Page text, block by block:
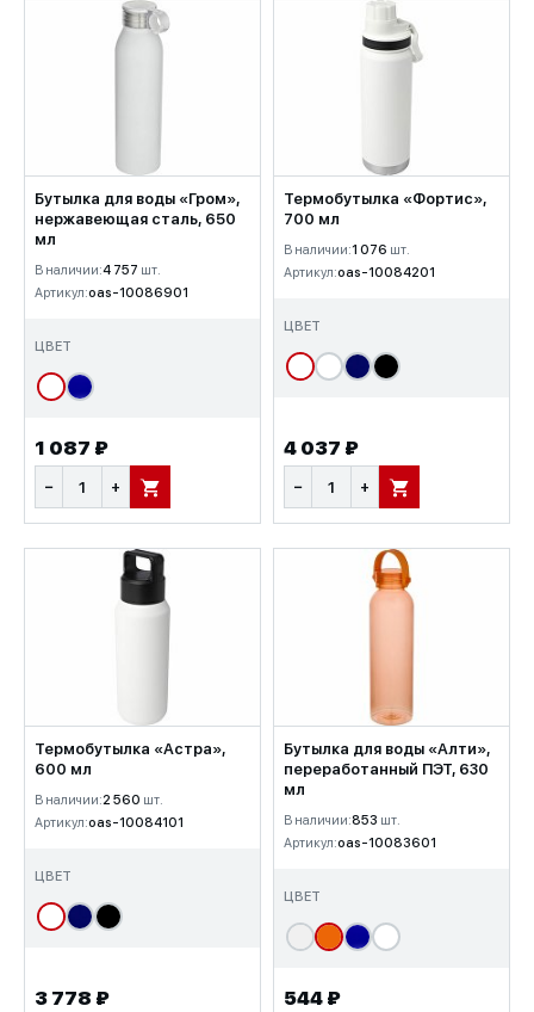
Бутылка для воды «Гром»,
нержавеющая сталь, 650
мл
В наличии:4 757 шт.
Артикул:oas-10086901
ЦВЕТ
1 087 ₽
− + В КОРЗИНУ
Термобутылка «Фортис»,
700 мл
В наличии:1 076 шт.
Артикул:oas-10084201
ЦВЕТ
4 037 ₽
− + В КОРЗИНУ
Термобутылка «Астра»,
600 мл
В наличии:2 560 шт.
Артикул:oas-10084101
ЦВЕТ
3 778 ₽
Бутылка для воды «Алти»,
переработанный ПЭТ, 630
мл
В наличии:853 шт.
Артикул:oas-10083601
ЦВЕТ
544 ₽